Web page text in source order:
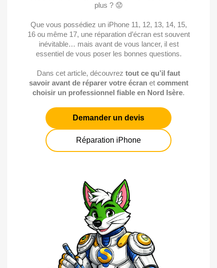
plus ? 😟
Que vous possédiez un iPhone 11, 12, 13, 14, 15,
16 ou même 17, une réparation d’écran est souvent
inévitable… mais avant de vous lancer, il est
essentiel de vous poser les bonnes questions.
Dans cet article, découvrez tout ce qu’il faut
savoir avant de réparer votre écranet comment
choisir un professionnel fiable en Nord Isère.
Demander un devis
Réparation iPhone